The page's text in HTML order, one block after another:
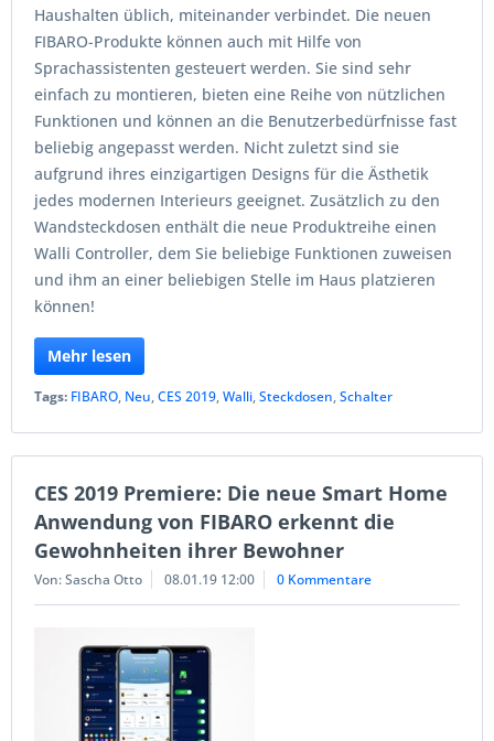
Haushalten üblich, miteinander verbindet. Die neuen
FIBARO-Produkte können auch mit Hilfe von
Sprachassistenten gesteuert werden. Sie sind sehr
einfach zu montieren, bieten eine Reihe von nützlichen
Funktionen und können an die Benutzerbedürfnisse fast
beliebig angepasst werden. Nicht zuletzt sind sie
aufgrund ihres einzigartigen Designs für die Ästhetik
jedes modernen Interieurs geeignet. Zusätzlich zu den
Wandsteckdosen enthält die neue Produktreihe einen
Walli Controller, dem Sie beliebige Funktionen zuweisen
und ihm an einer beliebigen Stelle im Haus platzieren
können!
Mehr lesen
Tags: FIBARO, Neu,CES 2019,Walli,Steckdosen,Schalter
CES 2019 Premiere: Die neue Smart Home
Anwendung von FIBARO erkennt die
Gewohnheiten ihrer Bewohner
Von: Sascha Otto 08.01.19 12:00 0 Kommentare